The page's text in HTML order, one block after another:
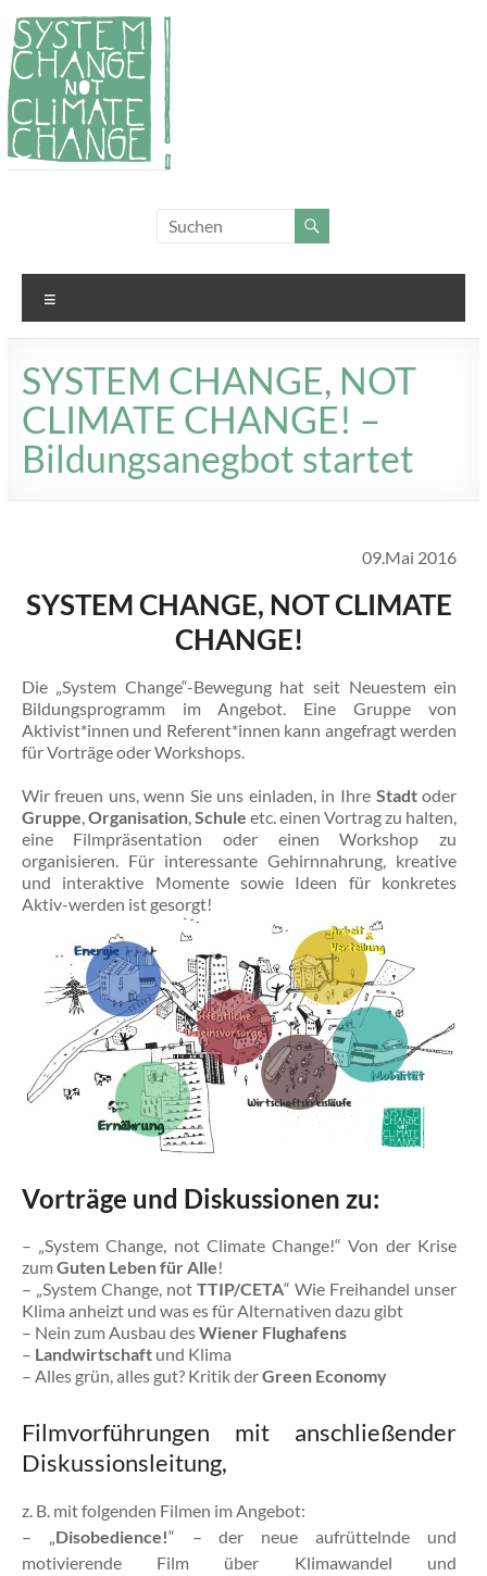
Zum
Inhalt
springen
Change!
SYSTEM CHANGE, NOT
CLIMATE CHANGE! –
Bildungsanegbot startet
09.Mai 2016
SYSTEM CHANGE, NOT CLIMATE
CHANGE!
Die „System Change“-Bewegung hat seit Neuestem ein
Bildungsprogramm im Angebot. Eine Gruppe von
Aktivist*innen und Referent*innen kann angefragt werden
für Vorträge oder Workshops.
Wir freuen uns, wenn Sie uns einladen, in Ihre Stadtoder
Gruppe Organisation, Schule etc. einen Vortrag zu halten,
eine Filmpräsentation oder einen Workshop zu
organisieren. Für interessante Gehirnnahrung, kreative
und interaktive Momente sowie Ideen für konkretes
Aktiv-werden ist gesorgt!
Vorträge und Diskussionen zu:
– „System Change, not Climate Change!“ Von der Krise
zumGuten Leben für Alle!
– „System Change, not TTIP/CETA“ Wie Freihandel unser
Klima anheizt und was es für Alternativen dazu gibt
– Nein zum Ausbau desWiener Flughafens
– Landwirtschaftund Klima
– Alles grün, alles gut? Kritik derGreen Economy
Filmvorführungen mit anschließender
Diskussionsleitung,
z. B. mit folgenden Filmen im Angebot:
– „ Disobedience!“ – der neue aufrüttelnde und
motivierende Film über Klimawandel und